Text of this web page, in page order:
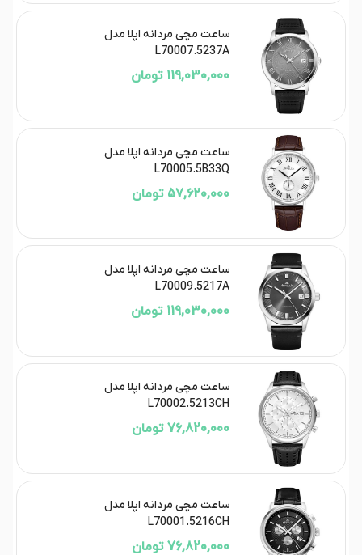
ساعت مچی مردانه اپلا مدل
L70007.5237A
119,030,000 تومان
ساعت مچی مردانه اپلا مدل
L70005.5B33Q
57,620,000 تومان
ساعت مچی مردانه اپلا مدل
L70009.5217A
119,030,000 تومان
ساعت مچی مردانه اپلا مدل
L70002.5213CH
76,820,000 تومان
ساعت مچی مردانه اپلا مدل
L70001.5216CH
76,820,000 تومان